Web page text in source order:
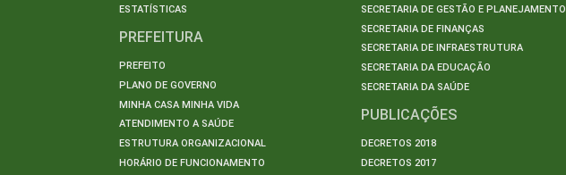
ESTATÍSTICAS
PREFEITURA
PREFEITO
PLANO DE GOVERNO
MINHA CASA MINHA VIDA
ATENDIMENTO A SAÚDE
ESTRUTURA ORGANIZACIONAL
HORÁRIO DE FUNCIONAMENTO
SECRETARIA DE GESTÃO E PLANEJAMENTO
SECRETARIA DE FINANÇAS
SECRETARIA DE INFRAESTRUTURA
SECRETARIA DA EDUCAÇÃO
SECRETARIA DA SAÚDE
PUBLICAÇÕES
DECRETOS 2018
DECRETOS 2017